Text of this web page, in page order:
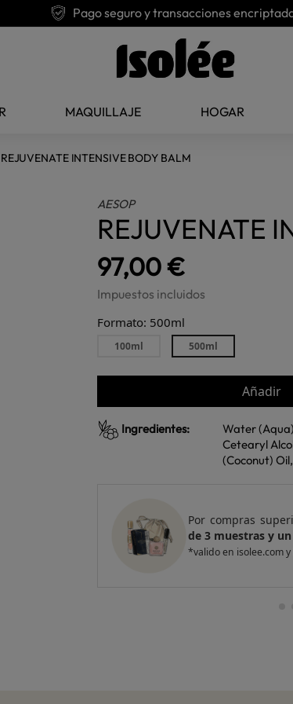
Pago seguro y transacciones
MAQUILLAJE HOGAR
REJUVENATE INTENSIVE BODY BALM
AESOP
REJUVENATE
97,00 €
Impuestos incluidos
Formato: 500ml
100ml 500ml
Añadir
Ingredientes:
Water
Cetearyl
(Coconut)
Por compras
de 4 muestras y 2
*valido en isolee.com